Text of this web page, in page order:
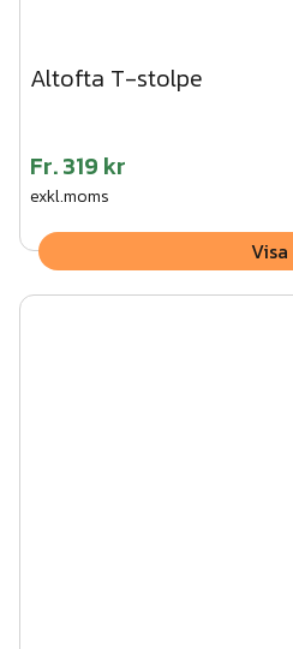
Altofta T-stolpe
Fr.319 kr
exkl.moms
Visa